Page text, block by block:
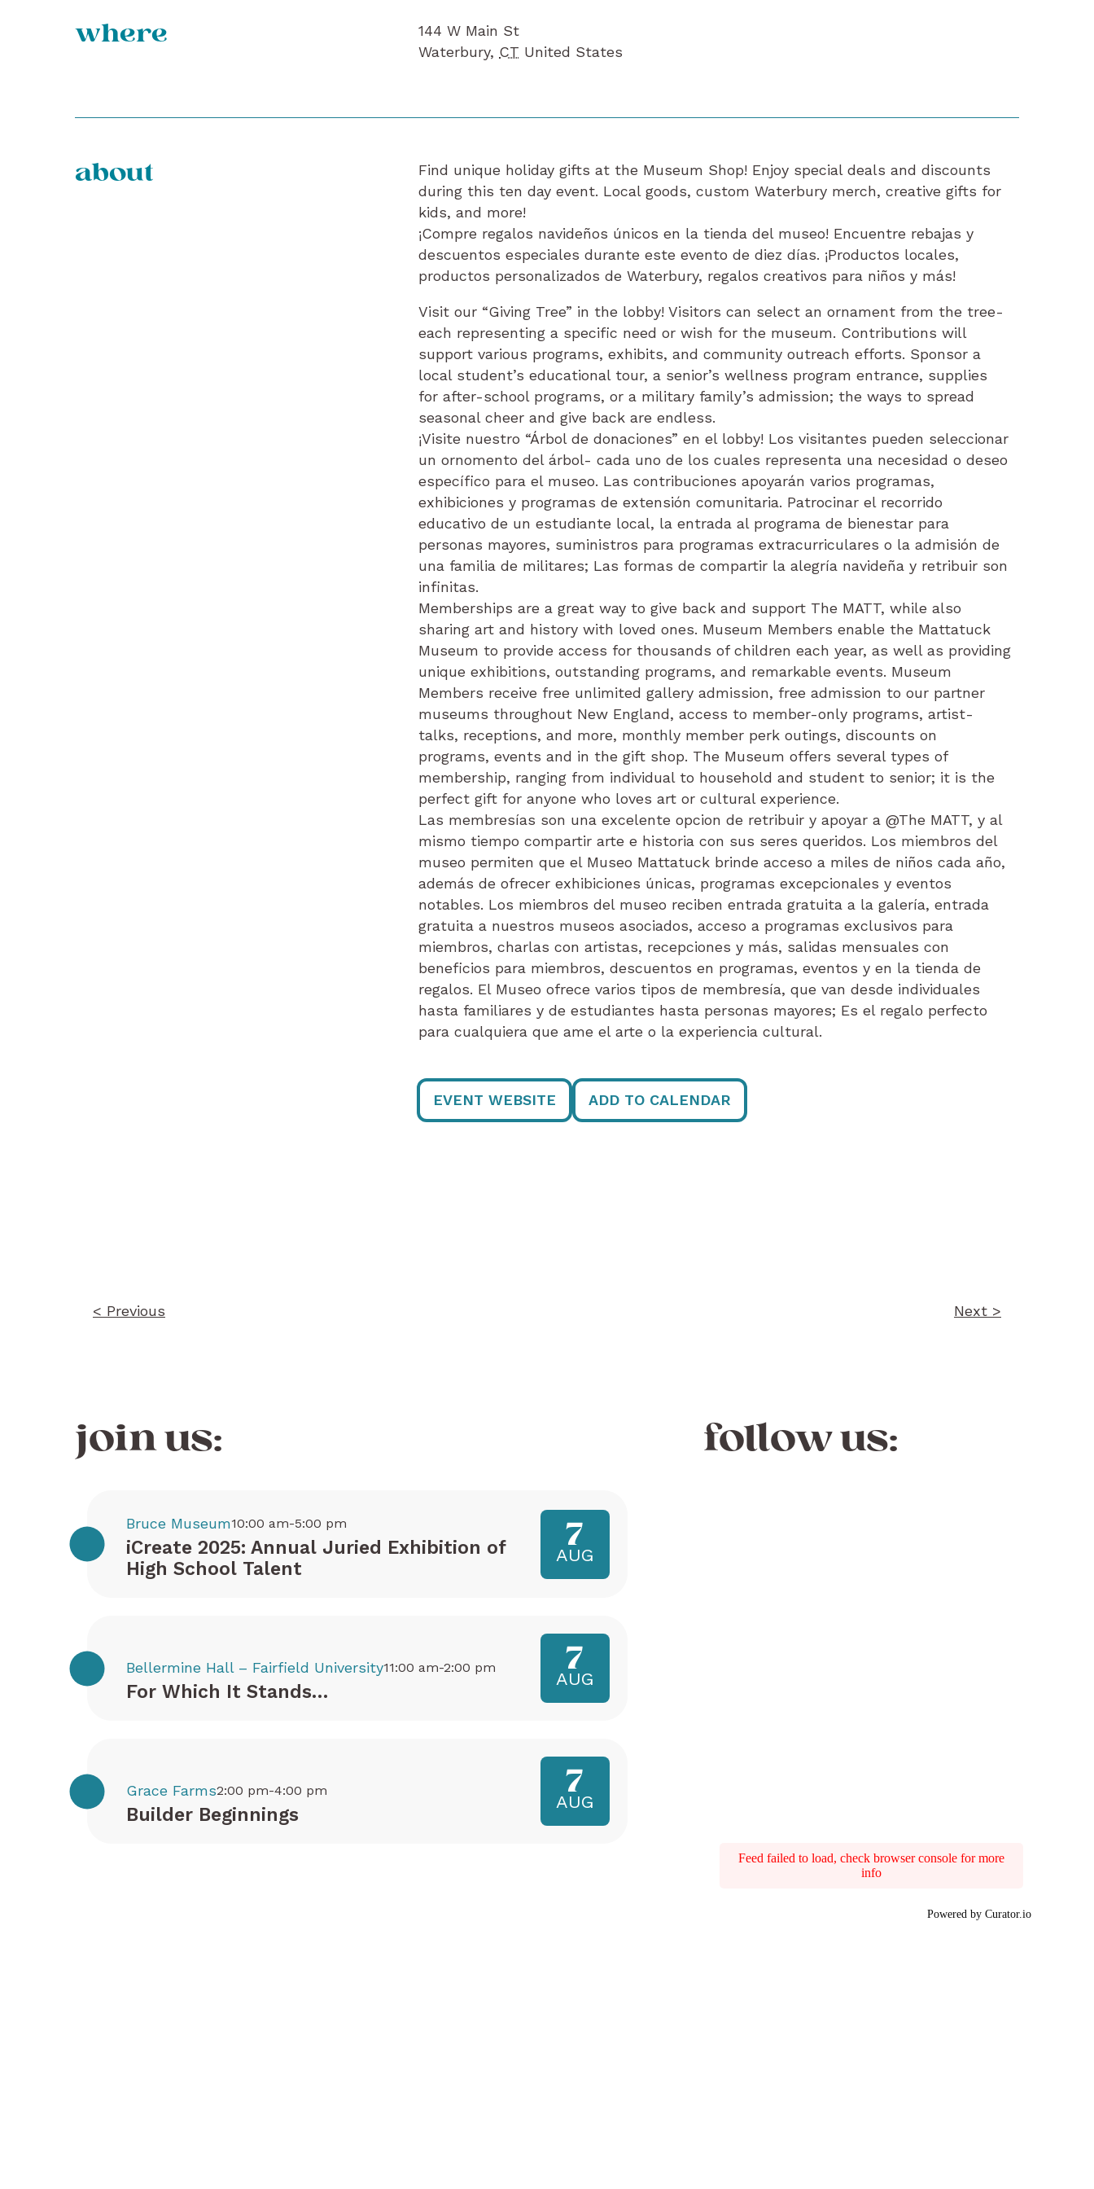
where
144 W Main St
Waterbury, CT United States
about
Find unique holiday gifts at the Museum Shop! Enjoy special deals and discounts
during this ten day event. Local goods, custom Waterbury merch, creative gifts for
kids, and more!
¡Compre regalos navideños únicos en la tienda del museo! Encuentre rebajas y
descuentos especiales durante este evento de diez días. ¡Productos locales,
productos personalizados de Waterbury, regalos creativos para niños y más!
Visit our “Giving Tree” in the lobby! Visitors can select an ornament from the tree-
each representing a specific need or wish for the museum. Contributions will
support various programs, exhibits, and community outreach efforts. Sponsor a
local student’s educational tour, a senior’s wellness program entrance, supplies
for after-school programs, or a military family’s admission; the ways to spread
seasonal cheer and give back are endless.
¡Visite nuestro “Árbol de donaciones” en el lobby! Los visitantes pueden seleccionar
un ornomento del árbol- cada uno de los cuales representa una necesidad o deseo
específico para el museo. Las contribuciones apoyarán varios programas,
exhibiciones y programas de extensión comunitaria. Patrocinar el recorrido
educativo de un estudiante local, la entrada al programa de bienestar para
personas mayores, suministros para programas extracurriculares o la admisión de
una familia de militares; Las formas de compartir la alegría navideña y retribuir son
infinitas.
Memberships are a great way to give back and support The MATT, while also
sharing art and history with loved ones. Museum Members enable the Mattatuck
Museum to provide access for thousands of children each year, as well as providing
unique exhibitions, outstanding programs, and remarkable events. Museum
Members receive free unlimited gallery admission, free admission to our partner
museums throughout New England, access to member-only programs, artist-
talks, receptions, and more, monthly member perk outings, discounts on
programs, events and in the gift shop. The Museum offers several types of
membership, ranging from individual to household and student to senior; it is the
perfect gift for anyone who loves art or cultural experience.
Las membresías son una excelente opcion de retribuir y apoyar a @The MATT, y al
mismo tiempo compartir arte e historia con sus seres queridos. Los miembros del
museo permiten que el Museo Mattatuck brinde acceso a miles de niños cada año,
además de ofrecer exhibiciones únicas, programas excepcionales y eventos
notables. Los miembros del museo reciben entrada gratuita a la galería, entrada
gratuita a nuestros museos asociados, acceso a programas exclusivos para
miembros, charlas con artistas, recepciones y más, salidas mensuales con
beneficios para miembros, descuentos en programas, eventos y en la tienda de
regalos. El Museo ofrece varios tipos de membresía, que van desde individuales
hasta familiares y de estudiantes hasta personas mayores; Es el regalo perfecto
para cualquiera que ame el arte o la experiencia cultural.
EVENT WEBSITE ADD TO CALENDAR
< Previous Next >
join us:
iCreate 2025: Annual Juried Exhibition of
High School Talent
Bruce Museum10:00 am-5:00 pm 7
AUG
For Which It Stands…
Bellermine Hall – Fairfield University11:00 am-2:00 pm 7
AUG
Builder Beginnings
Grace Farms2:00 pm-4:00 pm 7
AUG
follow us:
Feed failed to load, check browser console for more
info
Powered by Curator.io